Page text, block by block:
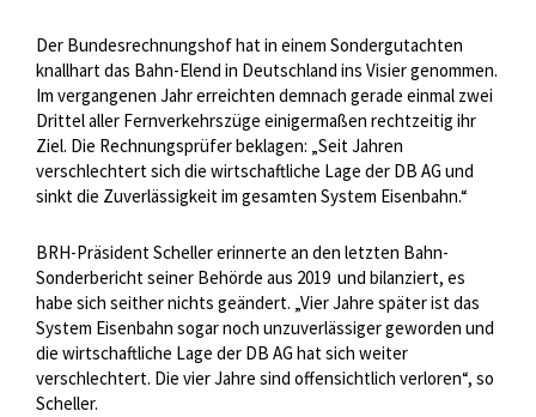
Der Bundesrechnungshof hat in einem Sondergutachten
knallhart das Bahn-Elend in Deutschland ins Visier genommen.
Im vergangenen Jahr erreichten demnach gerade einmal zwei
Drittel aller Fernverkehrszüge einigermaßen rechtzeitig ihr
Ziel. Die Rechnungsprüfer beklagen: „Seit Jahren
verschlechtert sich die wirtschaftliche Lage der DB AG und
sinkt die Zuverlässigkeit im gesamten System Eisenbahn.“
BRH-Präsident Scheller erinnerte an den letzten Bahn-
Sonderbericht seiner Behörde aus 2019 und bilanziert, es
habe sich seither nichts geändert. „Vier Jahre später ist das
System Eisenbahn sogar noch unzuverlässiger geworden und
die wirtschaftliche Lage der DB AG hat sich weiter
verschlechtert. Die vier Jahre sind offensichtlich verloren“, so
Scheller.